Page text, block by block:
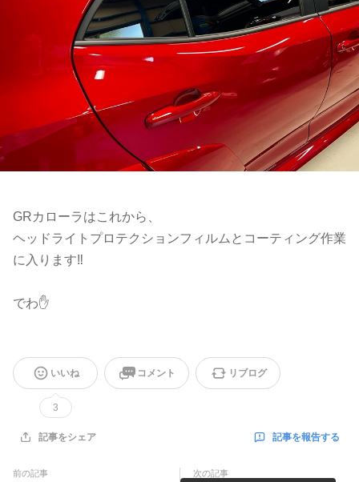
GRカローラはこれから、
ヘッドライトプロテクションフィルムとコーティング作業
に入ります‼️
でわ✋
いいね
3
コメント リブログ
記事をシェア 記事を報告する
前の記事 次の記事